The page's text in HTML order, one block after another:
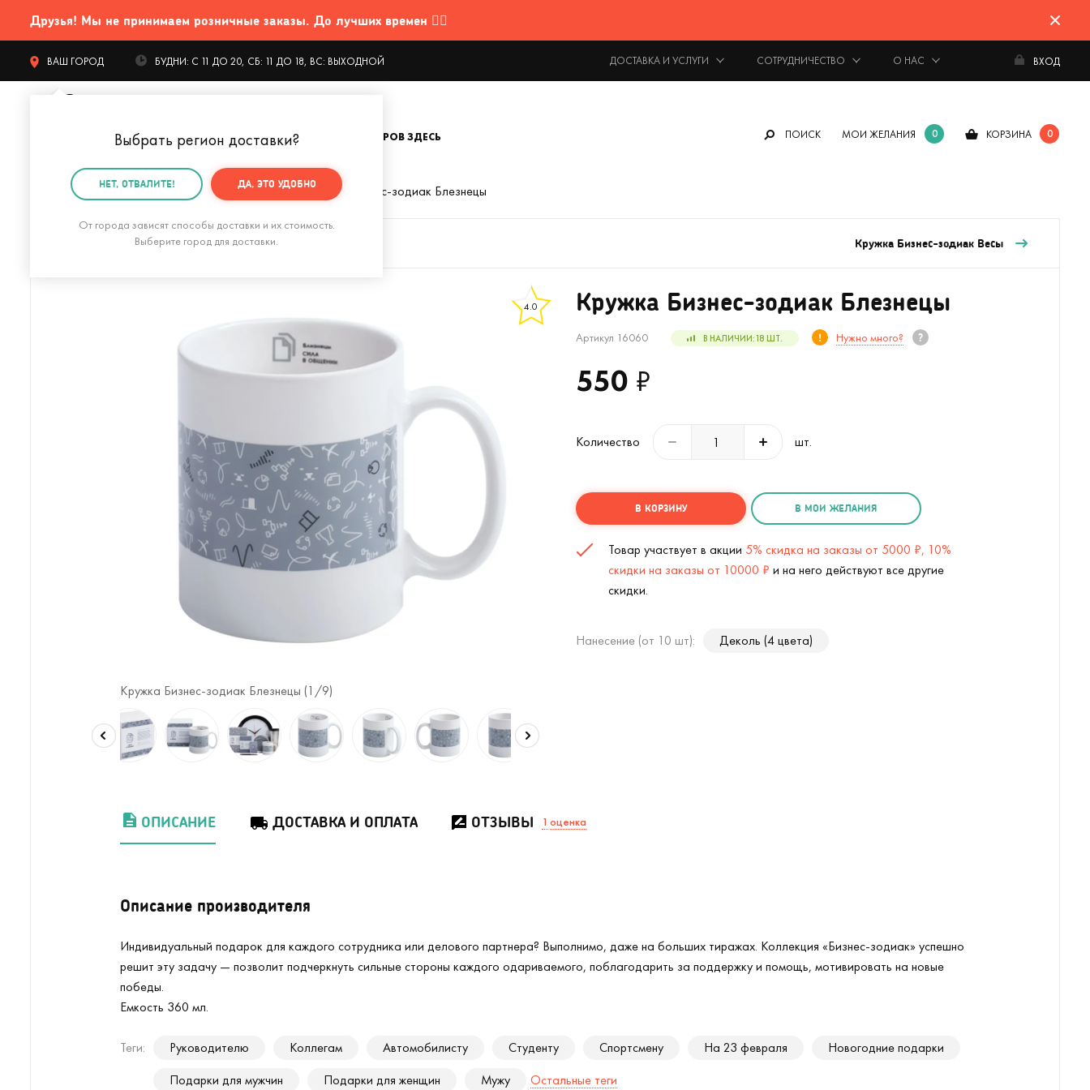
Друзья! Мы не принимаем розничные заказы. До лучших времен 🤷‍♂️
ВАШ ГОРОД
Выбрать регион доставки?
НЕТ, ОТВАЛИТЕ! ДА, ЭТО УДОБНО
От города зависят способы доставки и их стоимость.
Выберите город для доставки.
БУДНИ: С 11 ДО 20, СБ: 11 ДО 18, ВС: ВЫХОДНОЙ ДОСТАВКА И УСЛУГИ СОТРУДНИЧЕСТВО О НАС ВХОД
КАТАЛОГ ТОВАРОВ ЗДЕСЬ ПОИСК МОИ ЖЕЛАНИЯ 0 КОРЗИНА 0
Главная Дом и офис Кухня Кружки Кружка Бизнес-зодиак Блезнецы
Кружка Venus (Лиловая) Кружка Бизнес-зодиак Весы
4.0
Кружка Бизнес-зодиак Блезнецы (1 /9)
Кружка Бизнес-зодиак Блезнецы
Артикул 16060 В НАЛИЧИИ:18ШТ. Нужно много?
550 ₽
Количество шт.
В КОРЗИНУ В МОИ ЖЕЛАНИЯ
Товар участвует в акции 5% скидка на заказы от 5000 ₽, 10%
скидки на заказы от 10000 ₽ и на него действуют все другие
скидки.
Нанесение (от 10 шт): Деколь (4 цвета)
ОПИСАНИЕ ДОСТАВКА И ОПЛАТА ОТЗЫВЫ 1 оценка
Описание производителя
Индивидуальный подарок для каждого сотрудника или делового партнера? Выполнимо, даже на больших тиражах. Коллекция «Бизнес-зодиак» успешно
решит эту задачу — позволит подчеркнуть сильные стороны каждого одариваемого, поблагодарить за поддержку и помощь, мотивировать на новые
победы.
Емкость 360 мл.
Теги: Руководителю Коллегам Автомобилисту Студенту Спортсмену На 23 февраля
Новогодние подарки
Подарки для мужчин
Подарки для женщин Мужу Остальные теги